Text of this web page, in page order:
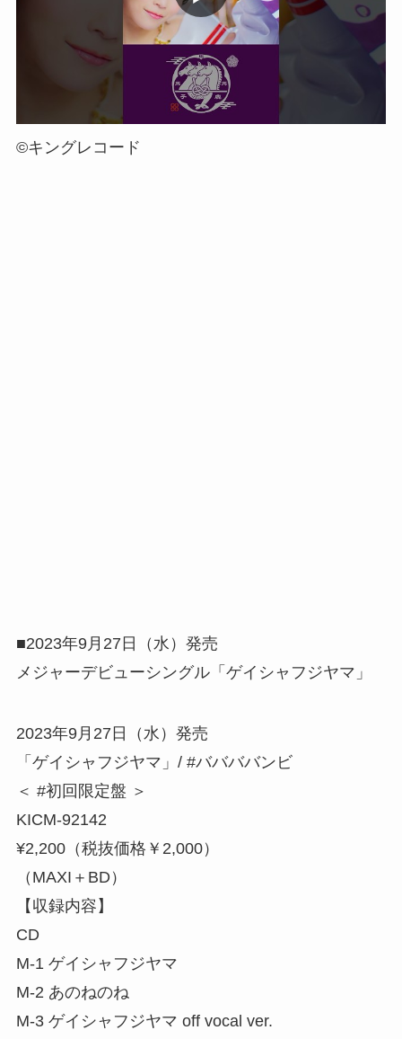
©キングレコード
■2023年9月27日（水）発売
メジャーデビューシングル「ゲイシャフジヤマ」
2023年9月27日（水）発売
「ゲイシャフジヤマ」/ #ババババンビ
＜ #初回限定盤 ＞
KICM-92142
¥2,200（税抜価格￥2,000）
（MAXI＋BD）
【収録内容】
CD
M-1 ゲイシャフジヤマ
M-2 あのねのね
M-3 ゲイシャフジヤマ off vocal ver.